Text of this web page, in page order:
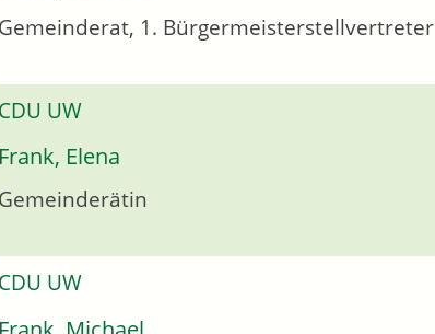
Gemeinderat, 1. Bürgermeisterstellvertreter
CDU UW
Frank, Elena
Gemeinderätin
CDU UW